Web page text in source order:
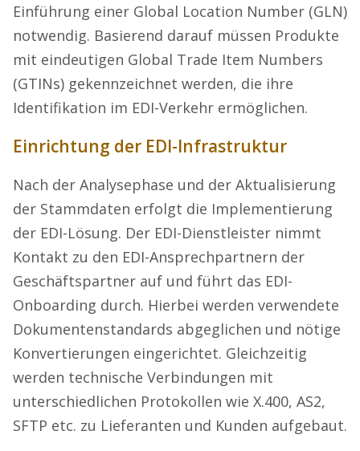
Einführung einer Global Location Number (GLN)
notwendig. Basierend darauf müssen Produkte
mit eindeutigen Global Trade Item Numbers
(GTINs) gekennzeichnet werden, die ihre
Identifikation im EDI-Verkehr ermöglichen.
Einrichtung der EDI-Infrastruktur
Nach der Analysephase und der Aktualisierung
der Stammdaten erfolgt die Implementierung
der EDI-Lösung. Der EDI-Dienstleister nimmt
Kontakt zu den EDI-Ansprechpartnern der
Geschäftspartner auf und führt das EDI-
Onboarding durch. Hierbei werden verwendete
Dokumentenstandards abgeglichen und nötige
Konvertierungen eingerichtet. Gleichzeitig
werden technische Verbindungen mit
unterschiedlichen Protokollen wie X.400, AS2,
SFTP etc. zu Lieferanten und Kunden aufgebaut.